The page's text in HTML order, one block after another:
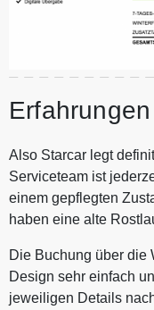
Also Starcar legt
Serviceteam ist
einem gepflegten
haben eine alte
Die Buchung über die
Design sehr einfach
jeweiligen Details